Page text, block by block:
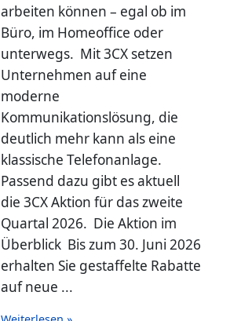
arbeiten können – egal ob im
Büro, im Homeoffice oder
unterwegs. Mit 3CX setzen
Unternehmen auf eine
moderne
Kommunikationslösung, die
deutlich mehr kann als eine
klassische Telefonanlage.
Passend dazu gibt es aktuell
die 3CX Aktion für das zweite
Quartal 2026. Die Aktion im
Überblick Bis zum 30. Juni 2026
erhalten Sie gestaffelte Rabatte
auf neue ...